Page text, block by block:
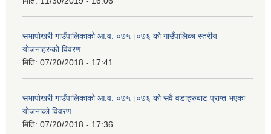
सभापोखरी गाउँपालिकाको आ.व. ०७५।०७६ को गाउँपालिका स्तरीय
योजनाहरुको विवरण
मिति: 07/20/2018 - 17:41
सभापोखरी गाउँपालिकाको आ.व. ०७५।०७६ को सवै वडाहरुबाट प्राप्त भएका
योजनाको विवरण
मिति: 07/20/2018 - 17:36